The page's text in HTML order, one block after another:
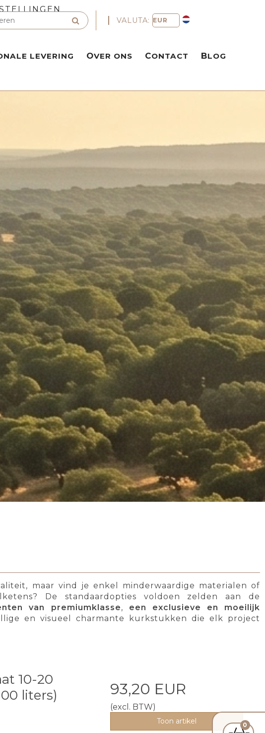
0
VALUTA:
LEVERING OVER ONS CONTACT BLOG
maar vind je enkel minderwaardige materialen of
De standaardopties voldoen zelden aan de
van premiumklasse, een exclusieve en moeilijk
en visueel charmante kurkstukken die elk project
10-20
liters)
93,20 EUR
(excl. BTW)
Toon artikel